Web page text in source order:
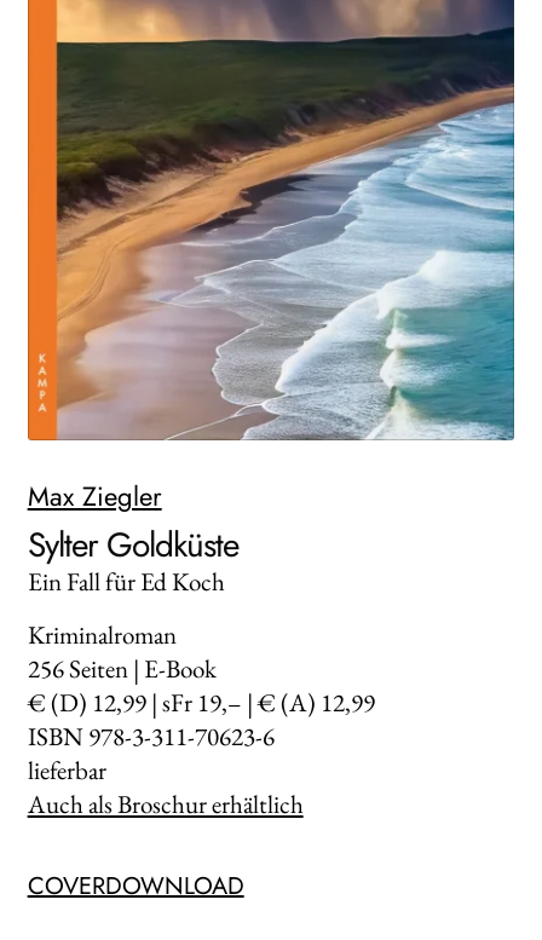
WEITERE VERLAGE
Search:
Max Ziegler
Sylter Goldküste
Ein Fall für Ed Koch
Kriminalroman
256Seiten | E-Book
€ (D) 12,99 | sFr 19,– | € (A) 12,99
ISBN 978-3-311-70623-6
lieferbar
Auch als Broschur erhältlich
COVERDOWNLOAD